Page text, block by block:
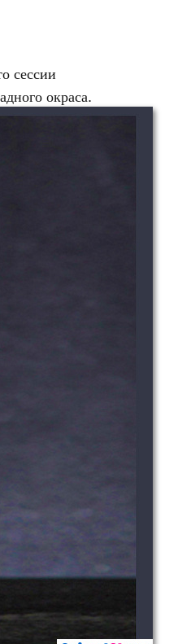
сессии
окраса.